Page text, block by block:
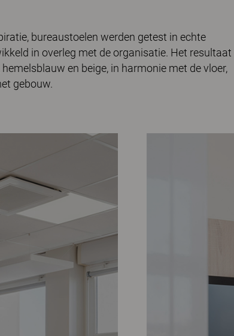
bureaustoelen werden getest in echte
in overleg met de organisatie. Het resultaat
en beige, in harmonie met de vloer,
gebouw.